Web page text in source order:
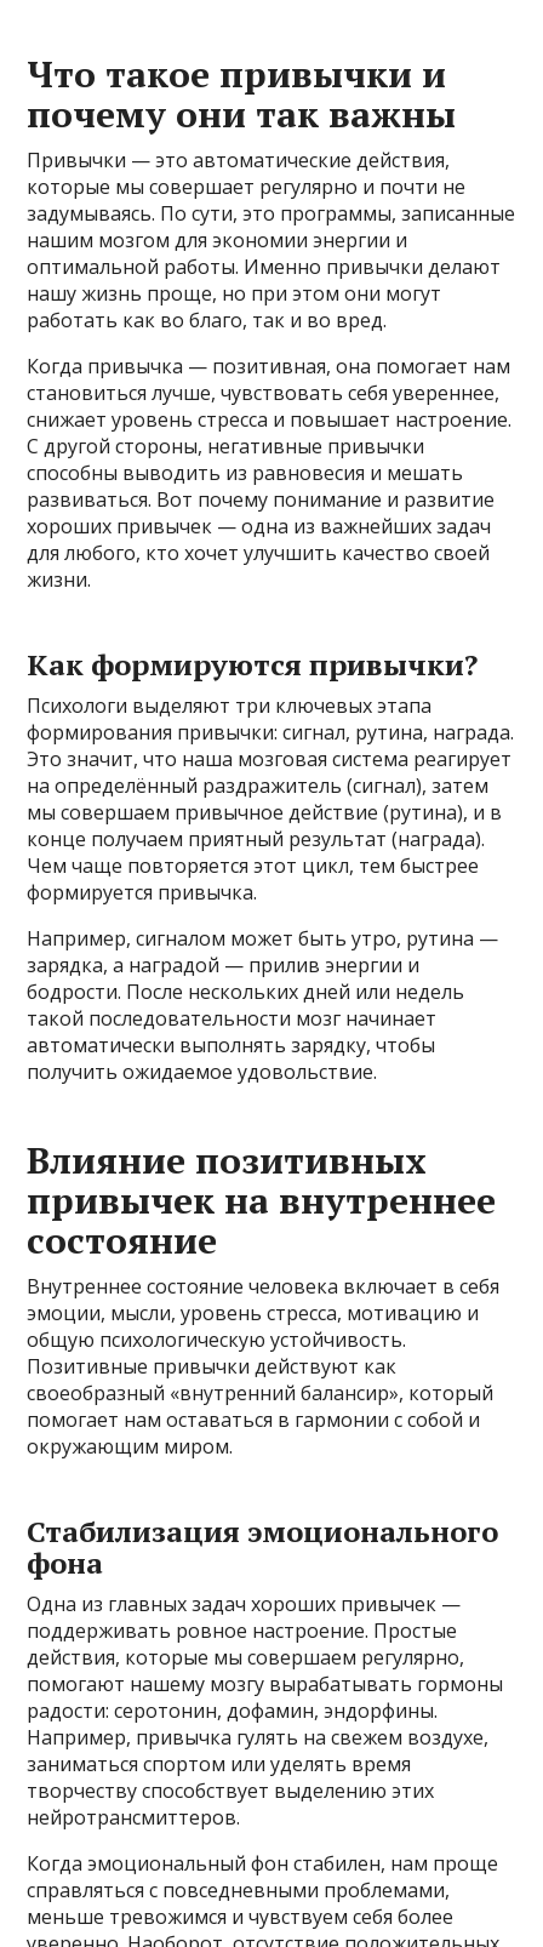
Что такое привычки и
почему они так важны
Привычки — это автоматические действия,
которые мы совершает регулярно и почти не
задумываясь. По сути, это программы, записанные
нашим мозгом для экономии энергии и
оптимальной работы. Именно привычки делают
нашу жизнь проще, но при этом они могут
работать как во благо, так и во вред.
Когда привычка — позитивная, она помогает нам
становиться лучше, чувствовать себя увереннее,
снижает уровень стресса и повышает настроение.
С другой стороны, негативные привычки
способны выводить из равновесия и мешать
развиваться. Вот почему понимание и развитие
хороших привычек — одна из важнейших задач
для любого, кто хочет улучшить качество своей
жизни.
Как формируются привычки?
Психологи выделяют три ключевых этапа
формирования привычки: сигнал, рутина, награда.
Это значит, что наша мозговая система реагирует
на определённый раздражитель (сигнал), затем
мы совершаем привычное действие (рутина), и в
конце получаем приятный результат (награда).
Чем чаще повторяется этот цикл, тем быстрее
формируется привычка.
Например, сигналом может быть утро, рутина —
зарядка, а наградой — прилив энергии и
бодрости. После нескольких дней или недель
такой последовательности мозг начинает
автоматически выполнять зарядку, чтобы
получить ожидаемое удовольствие.
Влияние позитивных
привычек на внутреннее
состояние
Внутреннее состояние человека включает в себя
эмоции, мысли, уровень стресса, мотивацию и
общую психологическую устойчивость.
Позитивные привычки действуют как
своеобразный «внутренний балансир», который
помогает нам оставаться в гармонии с собой и
окружающим миром.
Стабилизация эмоционального
фона
Одна из главных задач хороших привычек —
поддерживать ровное настроение. Простые
действия, которые мы совершаем регулярно,
помогают нашему мозгу вырабатывать гормоны
радости: серотонин, дофамин, эндорфины.
Например, привычка гулять на свежем воздухе,
заниматься спортом или уделять время
творчеству способствует выделению этих
нейротрансмиттеров.
Когда эмоциональный фон стабилен, нам проще
справляться с повседневными проблемами,
меньше тревожимся и чувствуем себя более